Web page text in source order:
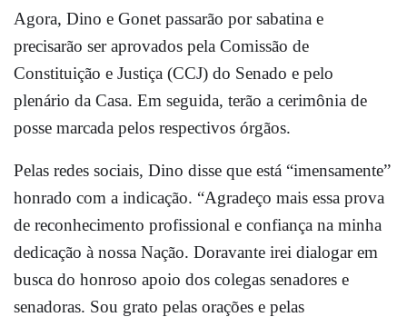
Agora, Dino e Gonet passarão por sabatina e
precisarão ser aprovados pela Comissão de
Constituição e Justiça (CCJ) do Senado e pelo
plenário da Casa. Em seguida, terão a cerimônia de
posse marcada pelos respectivos órgãos.
Pelas redes sociais, Dino disse que está “imensamente”
honrado com a indicação. “Agradeço mais essa prova
de reconhecimento profissional e confiança na minha
dedicação à nossa Nação. Doravante irei dialogar em
busca do honroso apoio dos colegas senadores e
senadoras. Sou grato pelas orações e pelas